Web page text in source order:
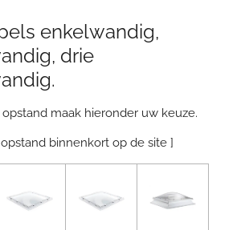
enkelwandig,
drie
maak hieronder uw keuze.
binnenkort op de site ]